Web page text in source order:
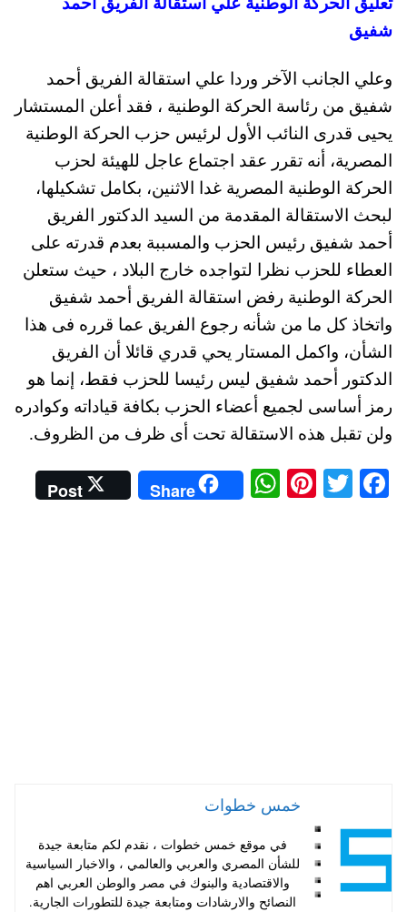
شفيق
وعلي الجانب الآخر وردا علي استقالة الفريق أحمد
شفيق من رئاسة الحركة الوطنية ، فقد أعلن المستشار
يحيى قدرى النائب الأول لرئيس حزب الحركة الوطنية
المصرية، أنه تقرر عقد اجتماع عاجل للهيئة لحزب
الحركة الوطنية المصرية غدا الاثنين، بكامل تشكيلها،
لبحث الاستقالة المقدمة من السيد الدكتور الفريق
أحمد شفيق رئيس الحزب والمسببة بعدم قدرته على
العطاء للحزب نظرا لتواجده خارج البلاد ، حيث ستعلن
الحركة الوطنية رفض استقالة الفريق أحمد شفيق
واتخاذ كل ما من شأنه رجوع الفريق عما قرره فى هذا
الشأن، واكمل المستار يحي قدري قائلا أن الفريق
الدكتور أحمد شفيق ليس رئيسا للحزب فقط، إنما هو
رمز أساسى لجميع أعضاء الحزب بكافة قياداته وكوادره
ولن تقبل هذه الاستقالة تحت أى ظرف من الظروف.
Fa
T
Pi
W
ha
Share
Post
خمس خطوات
في موقع خمس خطوات ، نقدم لكم متابعة جيدة
للشأن المصري والعربي والعالمي ، والاخبار السياسية
والاقتصادية والبنوك في مصر والوطن العربي اهم
النصائح والارشادات ومتابعة جيدة للتطورات الجارية.